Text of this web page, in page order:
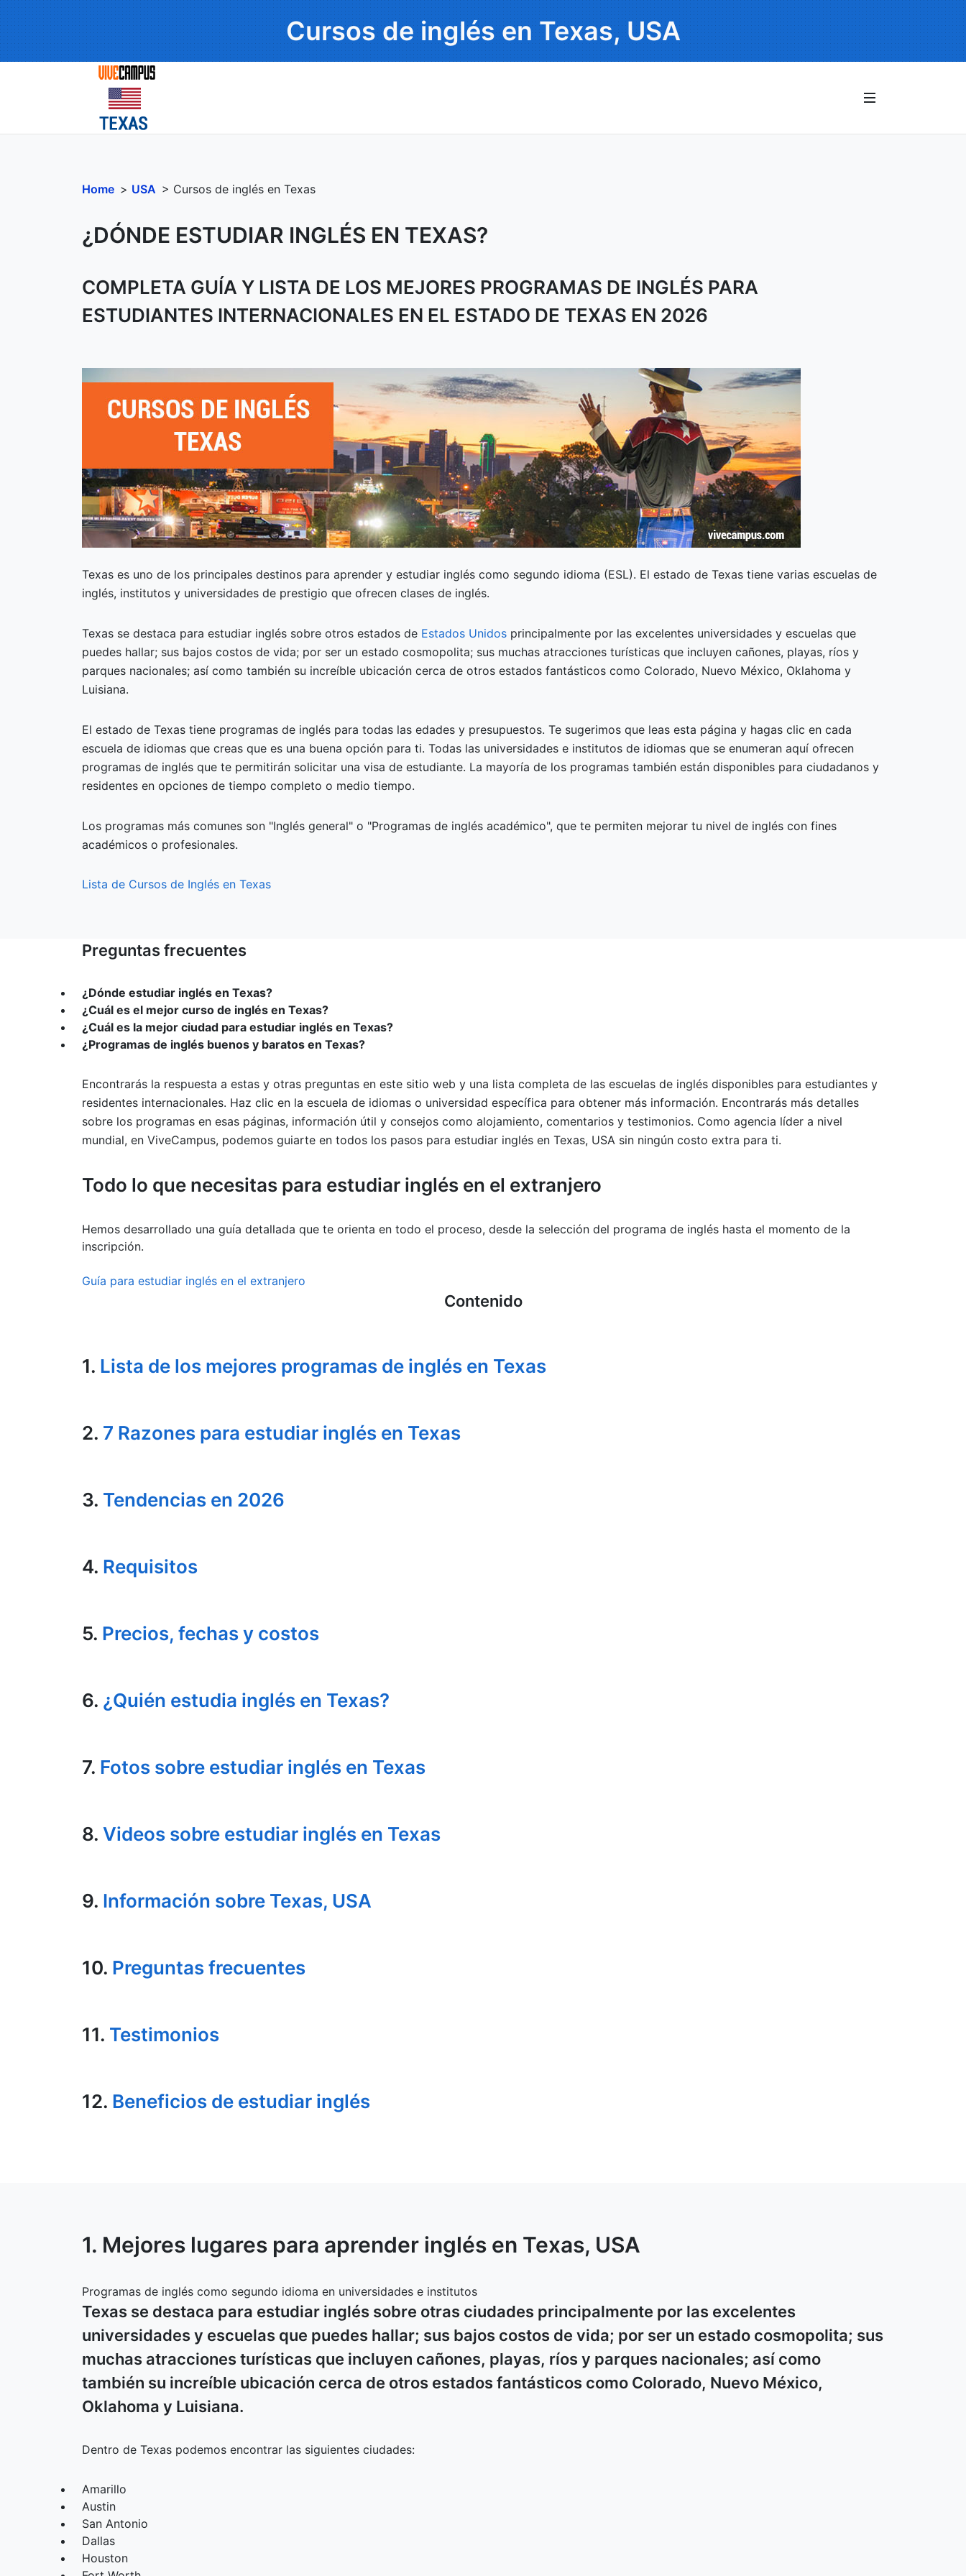
Cursos de inglés en Texas, USA
Home > USA > Cursos de inglés en Texas
¿DÓNDE ESTUDIAR INGLÉS EN TEXAS?
COMPLETA GUÍA Y LISTA DE LOS MEJORES PROGRAMAS DE INGLÉS PARA
ESTUDIANTES INTERNACIONALES EN EL ESTADO DE TEXAS EN 2026
Texas es uno de los principales destinos para aprender y estudiar inglés como segundo idioma (ESL). El estado de Texas tiene varias escuelas de
inglés, institutos y universidades de prestigio que ofrecen clases de inglés.
Texas se destaca para estudiar inglés sobre otros estados de Estados Unidos principalmente por las excelentes universidades y escuelas que
puedes hallar; sus bajos costos de vida; por ser un estado cosmopolita; sus muchas atracciones turísticas que incluyen cañones, playas, ríos y
parques nacionales; así como también su increíble ubicación cerca de otros estados fantásticos como Colorado, Nuevo México, Oklahoma y
Luisiana.
El estado de Texas tiene programas de inglés para todas las edades y presupuestos. Te sugerimos que leas esta página y hagas clic en cada
escuela de idiomas que creas que es una buena opción para ti. Todas las universidades e institutos de idiomas que se enumeran aquí ofrecen
programas de inglés que te permitirán solicitar una visa de estudiante. La mayoría de los programas también están disponibles para ciudadanos y
residentes en opciones de tiempo completo o medio tiempo.
Los programas más comunes son "Inglés general" o "Programas de inglés académico", que te permiten mejorar tu nivel de inglés con fines
académicos o profesionales.
Lista de Cursos de Inglés en Texas
Preguntas frecuentes
¿Dónde estudiar inglés en Texas?
¿Cuál es el mejor curso de inglés en Texas?
¿Cuál es la mejor ciudad para estudiar inglés en Texas?
¿Programas de inglés buenos y baratos en Texas?
Encontrarás la respuesta a estas y otras preguntas en este sitio web y una lista completa de las escuelas de inglés disponibles para estudiantes y
residentes internacionales. Haz clic en la escuela de idiomas o universidad específica para obtener más información. Encontrarás más detalles
sobre los programas en esas páginas, información útil y consejos como alojamiento, comentarios y testimonios. Como agencia líder a nivel
mundial, en ViveCampus, podemos guiarte en todos los pasos para estudiar inglés en Texas, USA sin ningún costo extra para ti.
Todo lo que necesitas para estudiar inglés en el extranjero
Hemos desarrollado una guía detallada que te orienta en todo el proceso, desde la selección del programa de inglés hasta el momento de la
inscripción.
Guía para estudiar inglés en el extranjero
Contenido
1. Lista de los mejores programas de inglés en Texas
2. 7 Razones para estudiar inglés en Texas
3. Tendencias en 2026
4. Requisitos
5. Precios, fechas y costos
6. ¿Quién estudia inglés en Texas?
7. Fotos sobre estudiar inglés en Texas
8. Videos sobre estudiar inglés en Texas
9. Información sobre Texas, USA
10. Preguntas frecuentes
11. Testimonios
12. Beneficios de estudiar inglés
1. Mejores lugares para aprender inglés en Texas, USA
Programas de inglés como segundo idioma en universidades e institutos
Texas se destaca para estudiar inglés sobre otras ciudades principalmente por las excelentes
universidades y escuelas que puedes hallar; sus bajos costos de vida; por ser un estado cosmopolita; sus
muchas atracciones turísticas que incluyen cañones, playas, ríos y parques nacionales; así como
también su increíble ubicación cerca de otros estados fantásticos como Colorado, Nuevo México,
Oklahoma y Luisiana.
Dentro de Texas podemos encontrar las siguientes ciudades:
Amarillo
Austin
San Antonio
Dallas
Houston